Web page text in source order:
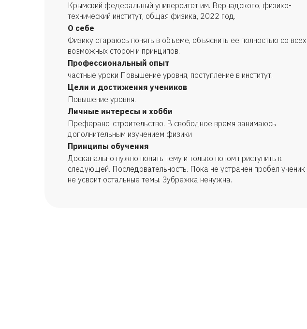
Крымский федеральный университет им. Вернадского, физико-
технический институт, общая физика, 2022 год.
О себе
Физику стараюсь понять в объеме, объяснить ее полностью со всех
возможных сторон и принципов.
Профессиональный опыт
частные уроки Повышение уровня, поступление в институт.
Цели и достижения учеников
Повышение уровня.
Личные интересы и хобби
Преферанс, строительство. В свободное время занимаюсь
дополнительным изучением физики
Принципы обучения
Досканально нужно понять тему и только потом приступить к
следующей. Последовательность. Пока не устранен пробел ученик
не усвоит остальные темы. Зубрежка ненужна.